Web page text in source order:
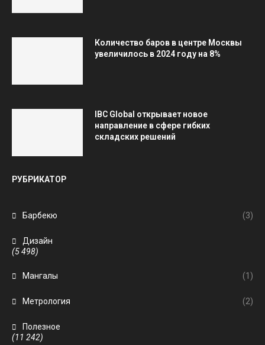
Количество баров в центре Москвы
увеличилось в 2024 году на 8%
IBC Global открывает новое
направление в сфере гибких
складских решений
РУБРИКАТОР
Барбекю (3)
Дизайн
(5 498)
Мангалы (1)
Метрология (2)
Полезное
(11 242)